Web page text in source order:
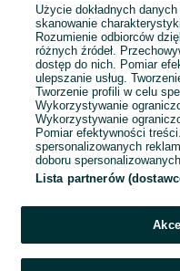
06
1 2
Użycie dokładnych
skanowanie
Rozumienie odbiorców
różnych źródeł.
dostęp do nich. Pomiar
ulepszanie usług.
Tworzenie profili w celu
Wykorzystywanie
Wykorzystywanie
Pomiar efektywności
spersonalizowanych
doboru
Lista partnerów